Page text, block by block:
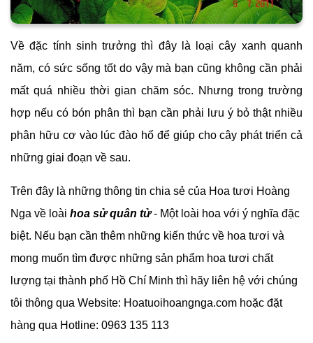
Về đặc tính sinh trưởng thì đây là loại cây xanh quanh
năm, có sức sống tốt do vậy mà bạn cũng không cần phải
mất quá nhiều thời gian chăm sóc. Nhưng trong trường
hợp nếu có bón phân thì bạn cần phải lưu ý bỏ thật nhiều
phân hữu cơ vào lúc đào hố để giúp cho cây phát triển cả
những giai đoạn về sau.
Trên đây là những thông tin chia sẻ của Hoa tươi Hoàng
Nga về loài hoa sử quân tử- Một loài hoa với ý nghĩa đặc
biệt. Nếu bạn cần thêm những kiến thức về hoa tươi và
mong muốn tìm được những sản phẩm hoa tươi chất
lượng tại thành phố Hồ Chí Minh thì hãy liên hệ với chúng
tôi thông qua Website: Hoatuoihoangnga.com hoặc đặt
hàng qua Hotline: 0963 135 113